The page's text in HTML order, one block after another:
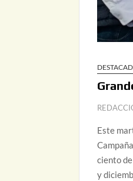
Este
ciento
y